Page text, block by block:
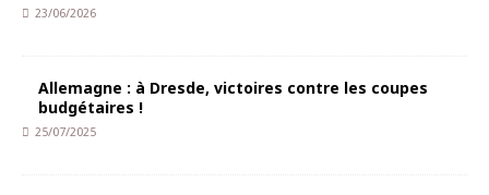
23/06/2026
Allemagne : à Dresde, victoires contre les coupes
budgétaires !
25/07/2025